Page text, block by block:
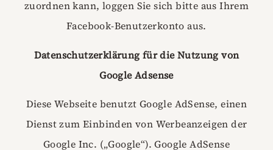
zuordnen kann, loggen Sie sich bitte aus Ihrem
Facebook-Benutzerkonto aus.
Datenschutzerklärung für die Nutzung von
Google Adsense
Diese Webseite benutzt Google AdSense, einen
Dienst zum Einbinden von Werbeanzeigen der
Google Inc. („Google“). Google AdSense